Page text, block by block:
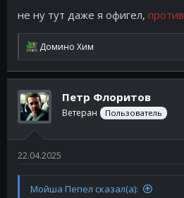
не ну тут даже я офигел, против
Р
к
ц
и
и
:
Домино Хим
Петр Флоритов
Ветеран Пользователь
22.04.2025
Мойша Пепел сказал(а):